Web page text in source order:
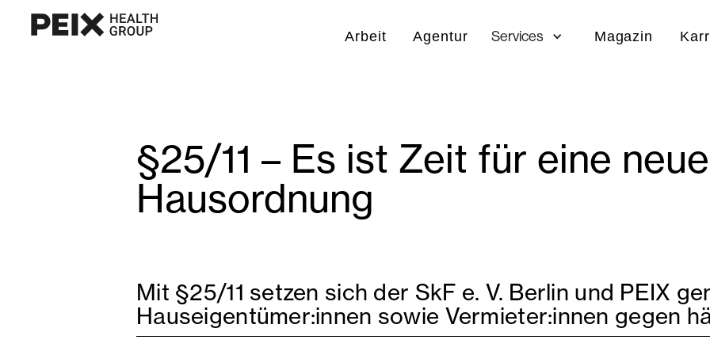
Arbeit Agentur Services Magazin
§25/11 – Es ist Zeit für eine neue
Hausordnung
Mit §25/11 setzen sich der SkF e. V. Berlin und PEIX
Hauseigentümer:innen sowie Vermieter:innen gegen